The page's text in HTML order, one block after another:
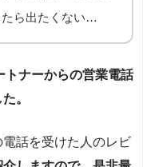
ら出たくない…
ナーからの営業電話
。
話を受けた人のレビ